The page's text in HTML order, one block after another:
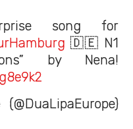
song for
🇩🇪 N1
by Nena!